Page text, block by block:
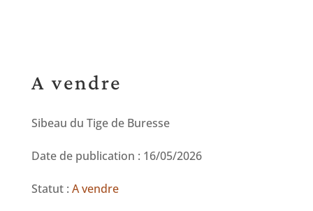
A vendre
Sibeau du Tige de Buresse
Date de publication : 16/05/2026
Statut : A vendre